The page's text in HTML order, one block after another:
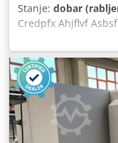
Stanje: dobar
Credpfx Ahjflvf